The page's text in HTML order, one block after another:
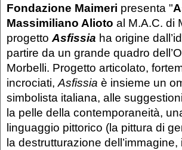
Fondazione Maimeri presenta "
Massimiliano Alioto al M.A.C. di
progetto Asfissia ha origine
partire da un grande quadro
Morbelli. Progetto articolato,
incrociati, Asfissia è insieme un
simbolista italiana, alle
la pelle della contemporaneità,
linguaggio pittorico (la pittura di
la destrutturazione